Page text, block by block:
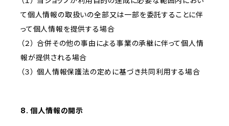
て個人情報の取扱いの全部又は一部を委託することに伴
って個人情報を提供する場合
（２） 合併その他の事由による事業の承継に伴って個人情
報が提供される場合
（３） 個人情報保護法の定めに基づき共同利用する場合
8. 個人情報の開示